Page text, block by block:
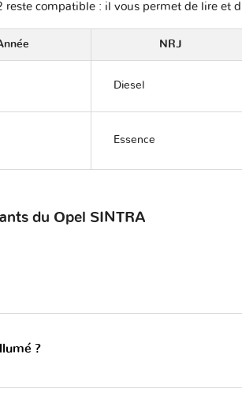
compatible : il vous permet de lire et
NRJ
Diesel
Essence
du Opel SINTRA
?